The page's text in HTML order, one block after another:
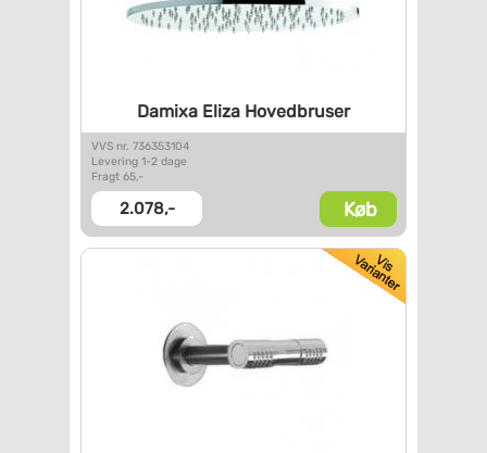
Damixa Eliza Hovedbruser
VVS nr. 736353104
Levering 1-2 dage
Fragt 65,-
2.078,- Køb